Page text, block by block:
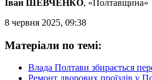
Іван ШЕВЧЕНКО, «Полтавщина»
8 червня 2025, 09:38
Матеріали по темі:
Влада Полтави збирається